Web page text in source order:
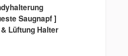
Saugnapf ]
Lüftung Halter